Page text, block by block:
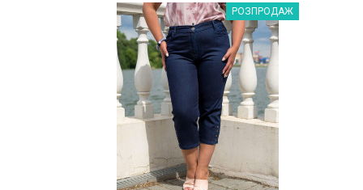
Наклейки Варіант з %РОЗПРОДАЖ